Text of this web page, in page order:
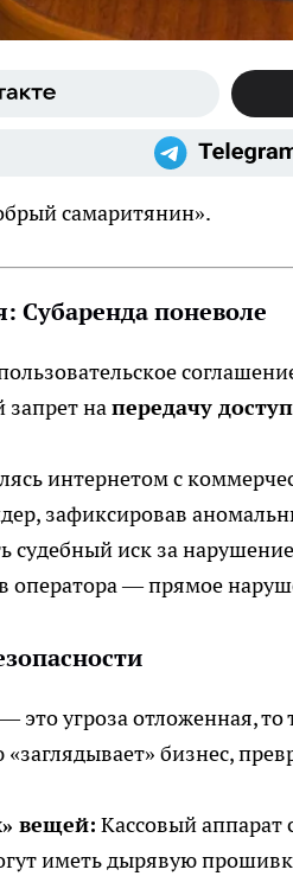
самаритянин».
Субаренда поневоле
напередачу
интернетом с
зафиксировав
судебный иск за
оператора — прямое
угроза отложенная, то
бизнес,
вещей: Кассовый аппарат
иметь дырявую